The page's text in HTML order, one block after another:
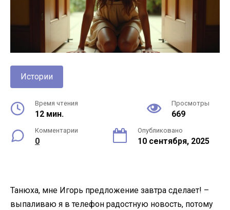
Истории
Время чтения
12 мин.
Просмотры
669
Комментарии
0
Опубликовано
10 сентября, 2025
Танюха, мне Игорь предложение завтра сделает! –
выпаливаю я в телефон радостную новость, потому